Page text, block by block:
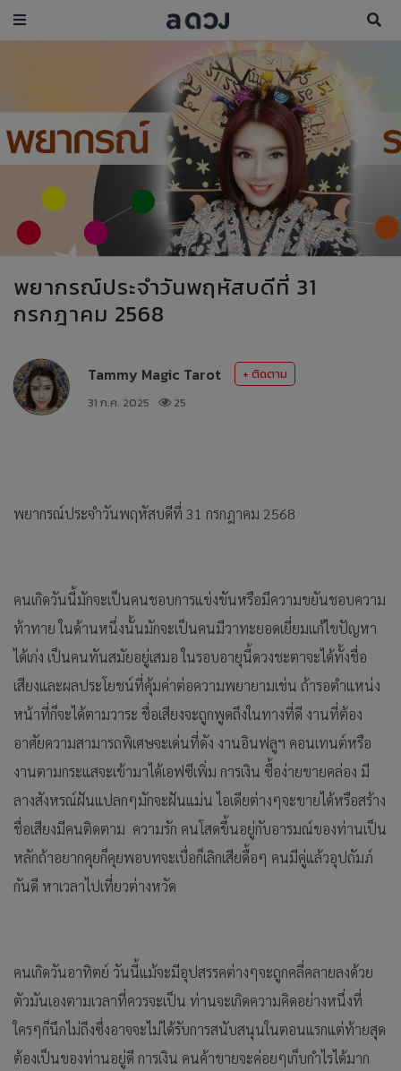
พยากรณ์ประจำวันพฤหัสบดีที่ 31
กรกฎาคม 2568
Tammy Magic Tarot
+ ติดตาม
31 ก.ค. 2025
25
พยากรณ์ประจำวันพฤหัสบดีที่ 31 กรกฎาคม 2568
คนเกิดวันนี้มักจะเป็นคนชอบการแข่งขันหรือมีความขยันชอบความ
ท้าทาย ในด้านหนึ่งนั้นมักจะเป็นคนมีวาทะยอดเยี่ยมแก้ไขปัญหา
ได้เก่ง เป็นคนทันสมัยอยู่เสมอ ในรอบอายุนี้ดวงชะตาจะได้ทั้งชื่อ
เสียงและผลประโยชน์ที่คุ้มค่าต่อความพยายามเช่น ถ้ารอตำแหน่ง
หน้าที่ก็จะได้ตามวาระ ชื่อเสียงจะถูกพูดถึงในทางที่ดี งานที่ต้อง
อาศัยความสามารถพิเศษจะเด่นที่ดัง งานอินฟลูฯ คอนเทนต์หรือ
งานตามกระแสจะเข้ามาได้เอฟซีเพิ่ม การเงิน ซื้อง่ายขายคล่อง มี
ลางสังหรณ์ฝันแปลกๆมักจะฝันแม่น ไอเดียต่างๆจะขายได้หรือสร้าง
ชื่อเสียงมีคนติดตาม ความรัก คนโสดขึ้นอยู่กับอารมณ์ของท่านเป็น
หลักถ้าอยากคุยก็คุยพอบทจะเบื่อก็เลิกเสียดื้อๆ คนมีคู่แล้วอุปถัมภ์
กันดี หาเวลาไปเที่ยวต่างหวัด
คนเกิดวันอาทิตย์ วันนี้แม้จะมีอุปสรรคต่างๆจะถูกคลี่คลายลงด้วย
ตัวมันเองตามเวลาที่ควรจะเป็น ท่านจะเกิดความคิดอย่างหนึ่งที่
ใครๆก็นึกไม่ถึงซึ่งอาจจะไม่ได้รับการสนับสนุนในตอนแรกแต่ท้ายสุด
ต้องเป็นของท่านอยู่ดี การเงิน คนค้าขายจะค่อยๆเก็บกำไรได้มาก